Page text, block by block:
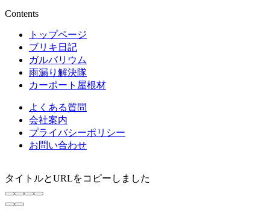
Contents
トップページ
ブリキ日記
ガルバリウム
雨漏り解決隊
カーポート屋根材
よくある質問
会社案内
プライバシーポリシー
お問い合わせ
タイトルとURLをコピーしました